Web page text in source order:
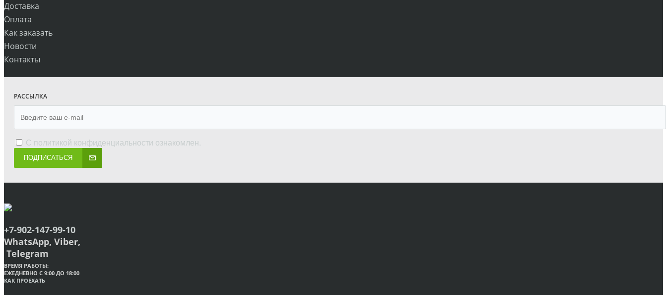
Доставка
Оплата
Как заказать
Новости
Контакты
РАССЫЛКА
С политикой конфиденциальности ознакомлен.
ПОДПИСАТЬСЯ
+7-902-147-99-10
WhatsApp, Viber,
Telegram
ВРЕМЯ РАБОТЫ:
ЕЖЕДНЕВНО С 9:00 ДО 18:00
КАК ПРОЕХАТЬ